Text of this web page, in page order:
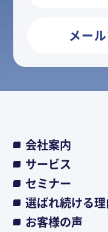
メー
会社案内
サービス
セミナー
選ばれ続ける
お客様の声